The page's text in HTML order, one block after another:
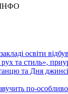
освіти
та стиль»,
та Дня
по-